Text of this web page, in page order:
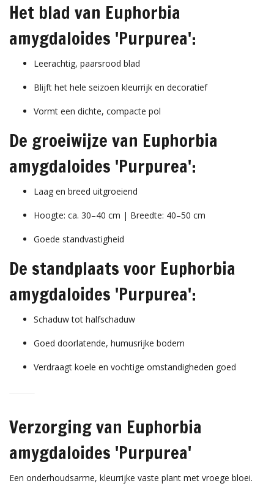
Het blad van Euphorbia
amygdaloides 'Purpurea':
Leerachtig, paarsrood blad
Blijft het hele seizoen kleurrijk en decoratief
Vormt een dichte, compacte pol
De groeiwijze van Euphorbia
amygdaloides 'Purpurea':
Laag en breed uitgroeiend
Hoogte: ca. 30–40 cm | Breedte: 40–50 cm
Goede standvastigheid
De standplaats voor Euphorbia
amygdaloides 'Purpurea':
Schaduw tot halfschaduw
Goed doorlatende, humusrijke bodem
Verdraagt koele en vochtige omstandigheden goed
Verzorging van Euphorbia
amygdaloides 'Purpurea'
Een onderhoudsarme, kleurrijke vaste plant met vroege bloei.